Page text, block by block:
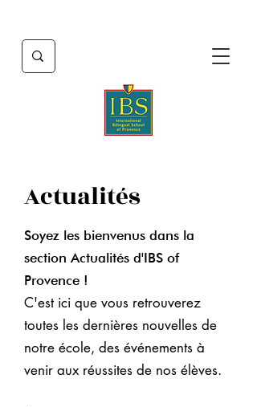
Actualités
Soyez les bienvenus dans la
section Actualités d'IBS of
Provence !
C'est ici que vous retrouverez
toutes les dernières nouvelles de
notre école, des événements à
venir aux réussites de nos élèves.